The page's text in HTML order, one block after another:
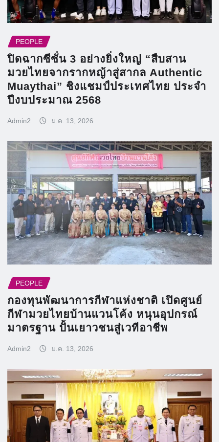
PEOPLE
ปิดฉากซีซั่น 3 อย่างยิ่งใหญ่ “สืบสาน
มวยไทยจากรากหญ้าสู่สากล Authentic
Muaythai” ชิงแชมป์ประเทศไทย ประจำ
ปีงบประมาณ 2568
Admin2 ม.ค. 13, 2026
PEOPLE
กองทุนพัฒนาการกีฬาแห่งชาติ เปิดศูนย์
กีฬามวยไทยบ้านแวนโค้ง หนุนอุปกรณ์
มาตรฐาน ปั้นเยาวชนสู่เวทีอาชีพ
Admin2 ม.ค. 13, 2026